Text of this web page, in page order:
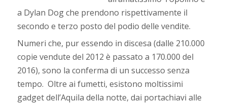
a Dylan Dog che prendono rispettivamente il
secondo e terzo posto del podio delle vendite.
Numeri che, pur essendo in discesa (dalle 210.000
copie vendute del 2012 è passato a 170.000 del
2016), sono la conferma di un successo senza
tempo. Oltre ai fumetti, esistono moltissimi
gadget dell’Aquila della notte, dai portachiavi alle